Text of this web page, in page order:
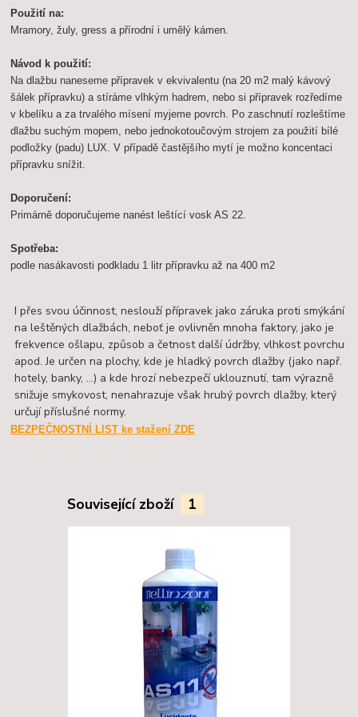
Použití na:
Mramory, žuly, gress a přírodní i umělý kámen.
Návod k použití:
Na dlažbu naneseme přípravek v ekvivalentu (na 20 m2 malý kávový
šálek přípravku) a stíráme vlhkým hadrem, nebo si přípravek rozředíme
v kbelíku a za trvalého mísení myjeme povrch. Po zaschnutí rozleštíme
dlažbu suchým mopem, nebo jednokotoučovým strojem za použití bílé
podložky (padu) LUX. V případě častějšího mytí je možno koncentaci
přípravku snížit.
Doporučení:
Primárně doporučujeme nanést leštící vosk AS 22.
Spotřeba:
podle nasákavosti podkladu 1 litr přípravku až na 400 m2
I přes svou účinnost, neslouží přípravek jako záruka proti smýkání
na leštěných dlažbách, neboť je ovlivněn mnoha faktory, jako je
frekvence ošlapu, způsob a četnost další údržby, vlhkost povrchu
apod. Je určen na plochy, kde je hladký povrch dlažby (jako např.
hotely, banky, …) a kde hrozí nebezpečí uklouznutí, tam výrazně
snižuje smykovost, nenahrazuje však hrubý povrch dlažby, který
určují příslušné normy.
BEZPEČNOSTNÍ LIST ke stažení ZDE
Související zboží 1